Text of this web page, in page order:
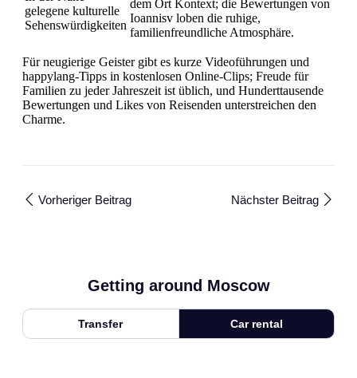
gelegene kulturelle
Sehenswürdigkeiten
dem Ort Kontext; die Bewertungen von
Ioannisv loben die ruhige,
familienfreundliche Atmosphäre.
Für neugierige Geister gibt es kurze Videoführungen und
happylang-Tipps in kostenlosen Online-Clips; Freude für
Familien zu jeder Jahreszeit ist üblich, und Hunderttausende
Bewertungen und Likes von Reisenden unterstreichen den
Charme.
Vorheriger Beitrag Nächster Beitrag
Getting around Moscow
Transfer Car rental